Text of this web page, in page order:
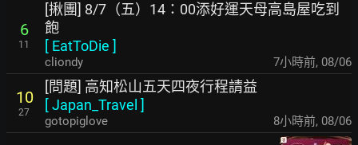
6
11
[揪團] 8/7（五）14：00添好運天母高島屋吃到
飽
[ EatToDie ]
cliondy 7小時前, 08/06
10
27
[問題] 高知松山五天四夜行程請益
[Japan_Travel ]
gotopiglove 8小時前, 08/06